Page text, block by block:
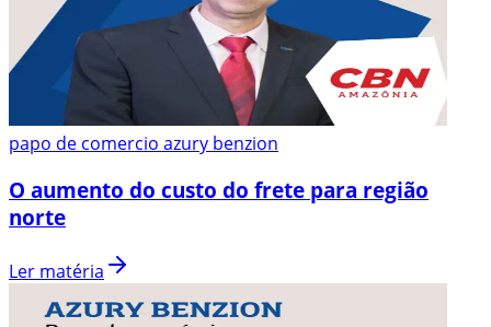
papo de comercio azury benzion
O aumento do custo do frete para região
norte
Ler matéria